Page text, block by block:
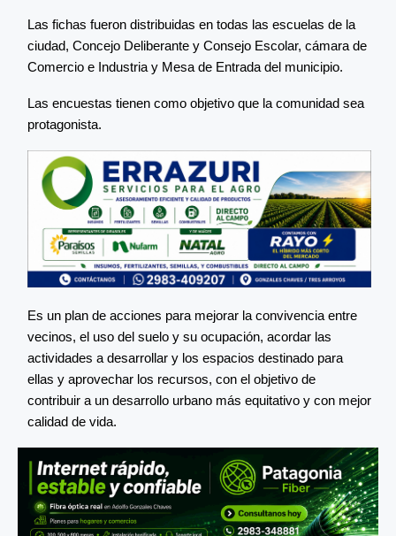
Las fichas fueron distribuidas en todas las escuelas de la
ciudad, Concejo Deliberante y Consejo Escolar, cámara de
Comercio e Industria y Mesa de Entrada del municipio.
Las encuestas tienen como objetivo que la comunidad sea
protagonista.
Es un plan de acciones para mejorar la convivencia entre
vecinos, el uso del suelo y su ocupación, acordar las
actividades a desarrollar y los espacios destinado para
ellas y aprovechar los recursos, con el objetivo de
contribuir a un desarrollo urbano más equitativo y con mejor
calidad de vida.